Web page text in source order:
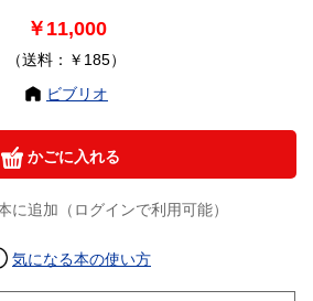
￥11,000
（送料：￥185）
ビブリオ
かごに入れる
に追加（ログインで利用可能）
気になる本の使い方